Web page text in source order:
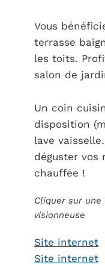
Vous
terrasse
les toits.
salon de
Un coin
disposition
lave
déguster vos
chauffée !
Cliquer sur
visionneuse
Site internet
Site internet